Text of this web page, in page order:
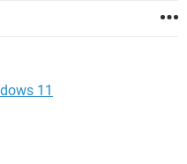
11